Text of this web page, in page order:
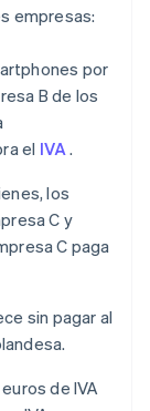
empresas:
por
B de los
el IVA.
los
C y
C paga
sin pagar al
de IVA